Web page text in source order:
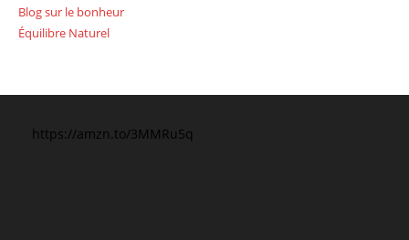
Blog sur le bonheur
Équilibre Naturel
https://amzn.to/3MMRu5q